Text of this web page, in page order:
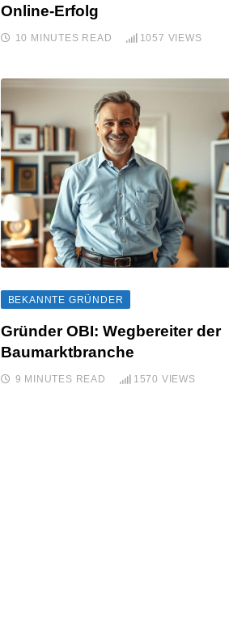
Online-Erfolg
10 MINUTES READ 1057 VIEWS
BEKANNTE GRÜNDER
Gründer OBI: Wegbereiter der
Baumarktbranche
9 MINUTES READ 1570 VIEWS